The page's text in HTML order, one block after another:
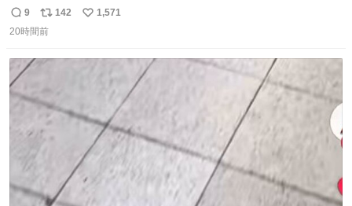
たの嬉しすぎる。 20年落ちの車もやりようによっては新車
っぽく見えるってことよ。 令和の車の横に並べても違和感
返
信
9
リ
ポ
142
い
1,571
20時間前